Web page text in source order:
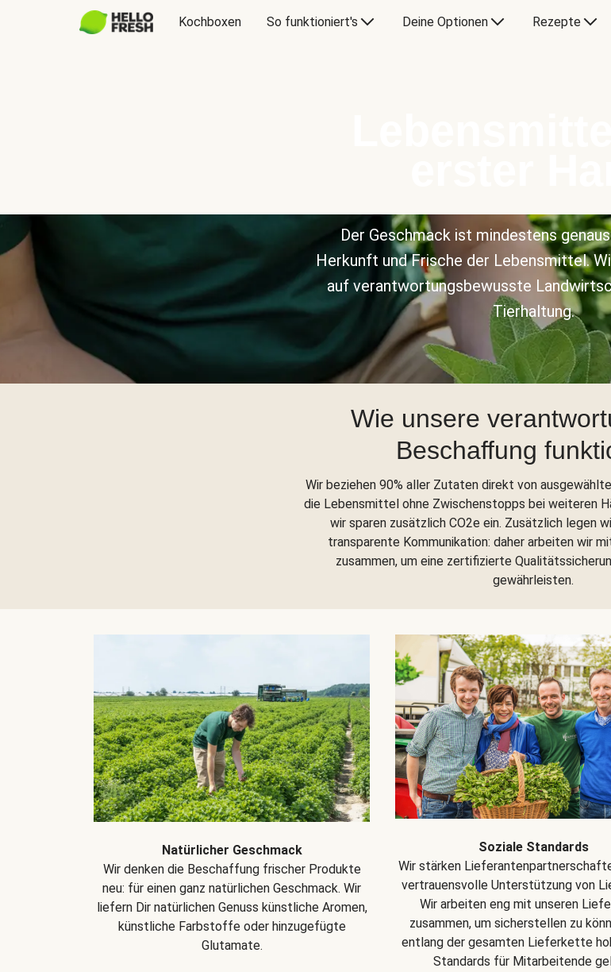
Kochboxen So funktioniert's Deine Optionen Rezepte
Der Geschmack ist mindestens
Herkunft und Frische der Lebensmittel.
auf verantwortungsbewusste
Tierhaltung.
Wie unsere
Beschaffung
Wir beziehen 90% aller Zutaten direkt von
die Lebensmittel ohne Zwischenstopps bei weiteren
wir sparen zusätzlich CO2e ein. Zusätzlich legen
transparente Kommunikation: daher arbeiten wir
zusammen, um eine zertifizierte
gewährleisten.
Natürlicher Geschmack
Wir denken die Beschaffung frischer Produkte
neu: für einen ganz natürlichen Geschmack. Wir
liefern Dir natürlichen Genuss künstliche Aromen,
künstliche Farbstoffe oder hinzugefügte
Glutamate.
Soziale Standards
Wir stärken
vertrauensvolle Unterstützung von
Wir arbeiten eng mit unseren
zusammen, um sicherstellen zu
entlang der gesamten Lieferkette
Standards für Mitarbeitende